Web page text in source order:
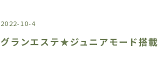
2022-10-4
グランエステ★ジュニアモード搭